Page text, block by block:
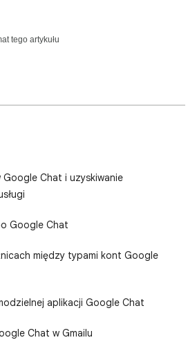
tego artykułu
Google Chat i uzyskiwanie
Google Chat
między typami kont Google
aplikacji Google Chat
Chat w Gmailu